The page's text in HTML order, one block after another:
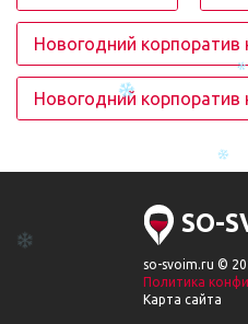
Новогодний корпоратив
Новогодний корпоратив
SO-
so-svoim.ru ©
Политика
Карта сайта